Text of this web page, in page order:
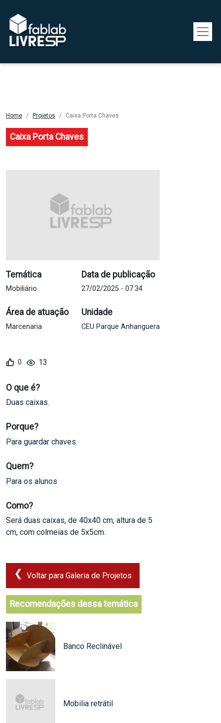
Home Projetos Caixa Porta Chaves
Caixa Porta Chaves
Temática
Mobiliário
Área de atuação
Marcenaria
Data de publicação
27/02/2025 - 07:34
Unidade
CEU Parque Anhanguera
13
O que é?
Duas caixas.
Porque?
Para guardar chaves.
Quem?
Para os alunos
Como?
Será duas caixas, de 40x40 cm, altura de 5
cm, com colmeias de 5x5cm.
Voltar para Galeria de Projetos
Recomendações dessa temática
Banco Reclinável
Mobilia retrátil